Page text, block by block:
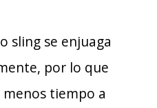
sling se enjuaga
por lo que
tiempo a